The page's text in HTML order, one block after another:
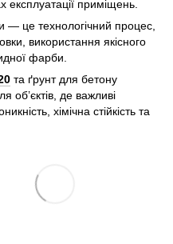
експлуатації приміщень.
— це технологічний процес,
використання якісного
фарби.
та ґрунт для бетону
об’єктів, де важливі
хімічна стійкість та